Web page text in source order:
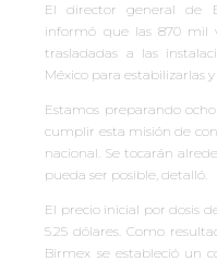
El director general de
informó que las 870 mil
trasladadas a las
México para estabilizarlas
Estamos preparando
cumplir esta misión de
nacional. Se tocarán
pueda ser posible, detalló.
El precio inicial por dosis
5.25 dólares. Como
Birmex se estableció un